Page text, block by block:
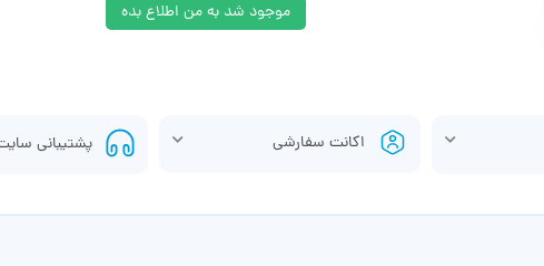
موجود شد به من اطلاع بده
اکانت سفارشی پشتیبانی